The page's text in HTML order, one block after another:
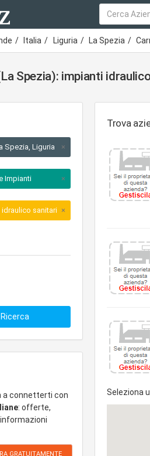
Italia Liguria La Spezia
Spezia): impianti
Spezia, Liguria ×
Impianti ×
idraulico sanitari ×
Ricerca
a connetterti con
: offerte,
Trova
Seleziona